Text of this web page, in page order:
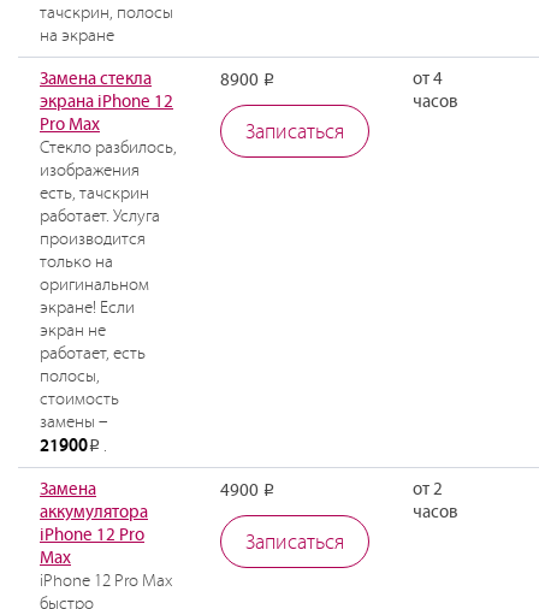
тачскрин, полосы
на экране
Замена стекла
экрана iPhone 12
Pro Max
Стекло разбилось,
изображения
есть, тачскрин
работает. Услуга
производится
только на
оригинальном
экране! Если
экран не
работает, есть
полосы,
стоимость
замены –
21900Р .
8900 Р
Записаться
от 4
часов
Замена
аккумулятора
iPhone 12 Pro
Max
iPhone 12 Pro Max
быстро
4900 Р
Записаться
от 2
часов